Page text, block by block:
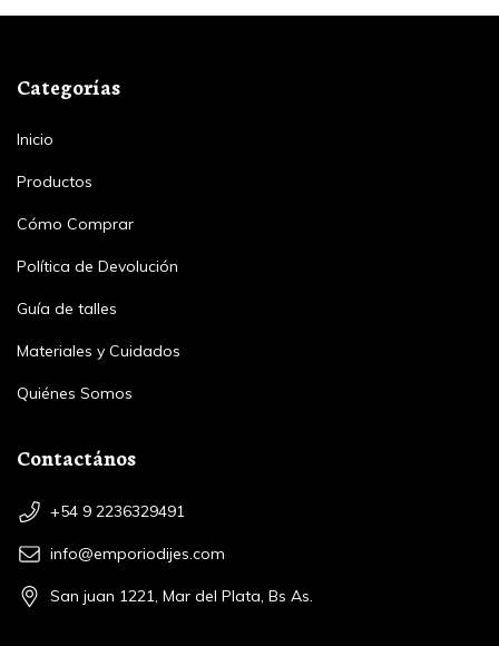
Categorías
Inicio
Productos
Cómo Comprar
Política de Devolución
Guía de talles
Materiales y Cuidados
Quiénes Somos
Contactános
+54 9 2236329491
info@emporiodijes.com
San juan 1221, Mar del Plata, Bs As.